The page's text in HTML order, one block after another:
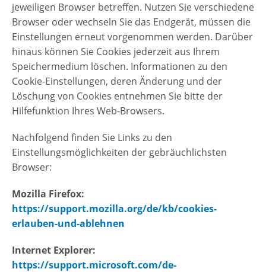
jeweiligen Browser betreffen. Nutzen Sie verschiedene
Browser oder wechseln Sie das Endgerät, müssen die
Einstellungen erneut vorgenommen werden. Darüber
hinaus können Sie Cookies jederzeit aus Ihrem
Speichermedium löschen. Informationen zu den
Cookie-Einstellungen, deren Änderung und der
Löschung von Cookies entnehmen Sie bitte der
Hilfefunktion Ihres Web-Browsers.
Nachfolgend finden Sie Links zu den
Einstellungsmöglichkeiten der gebräuchlichsten
Browser:
Mozilla Firefox:
https://support.mozilla.org/de/kb/cookies-
erlauben-und-ablehnen
Internet Explorer:
https://support.microsoft.com/de-